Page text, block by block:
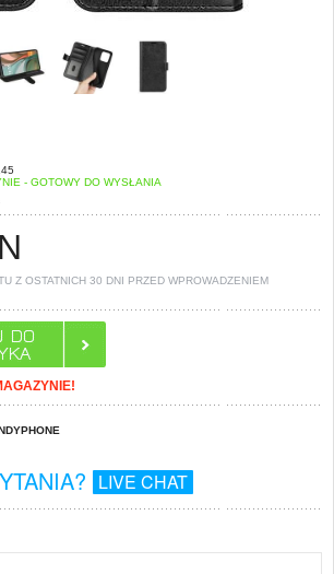
- GOTOWY DO WYSŁANIA
Z OSTATNICH 30 DNI PRZED WPROWADZENIEM
LIVE CHAT